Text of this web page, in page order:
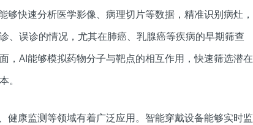
够快速分析医学影像、病理切片等数据，精准识别病灶，
、误诊的情况，尤其在肺癌、乳腺癌等疾病的早期筛查
，AI能够模拟药物分子与靶点的相互作用，快速筛选潜在
。
健康监测等领域有着广泛应用。智能穿戴设备能够实时监